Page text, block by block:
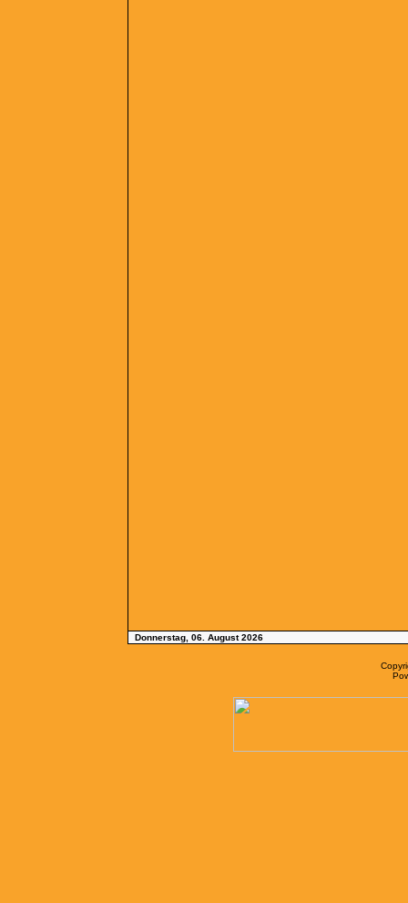
Donnerstag, 06. August 2026